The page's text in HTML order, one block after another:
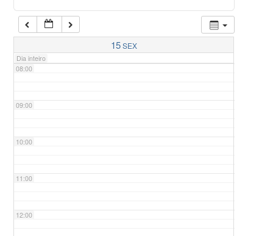
15SEX
Dia inteiro
07:00
08:00
09:00
10:00
11:00
12:00